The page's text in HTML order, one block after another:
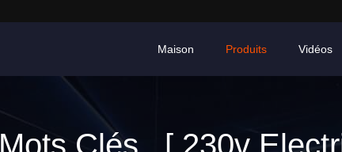
Maison Produits Vidéos
Mots Clés [ 230v